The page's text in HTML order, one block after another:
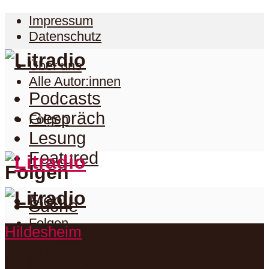
Impressum
Datenschutz
Über uns
Alle Autor:innen
Folgen
Folgen
Folgen
Facebook
Podcasts
Gespräch
Lesung
Featured
Menu
Suche
Podcasts
Hildesheim